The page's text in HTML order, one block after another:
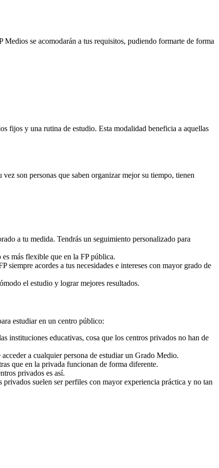
Medios se acomodarán a tus requisitos, pudiendo formarte de forma
fijos y una rutina de estudio. Esta modalidad beneficia a aquellas
son personas que saben organizar mejor su tiempo, tienen
a tu medida. Tendrás un seguimiento personalizado para
es más flexible que en la FP pública.
siempre acordes a tus necesidades e intereses con mayor grado de
el estudio y lograr mejores resultados.
estudiar en un centro público:
instituciones educativas, cosa que los centros privados no han de
a cualquier persona de estudiar un Grado Medio.
que en la privada funcionan de forma diferente.
privados es así.
suelen ser perfiles con mayor experiencia práctica y no tan